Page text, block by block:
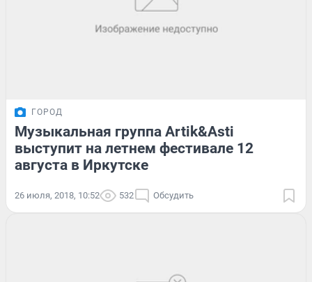
ГОРОД
Музыкальная группа Artik&Asti
выступит на летнем фестивале 12
августа в Иркутске
26 июля, 2018, 10:52 532 Обсудить